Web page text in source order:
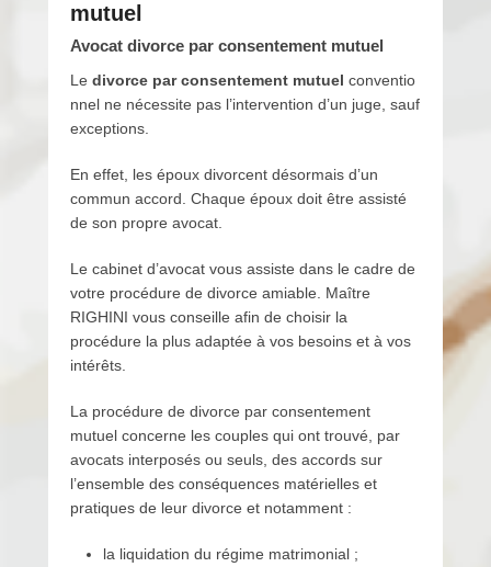
mutuel
P
l
2
j
i
l
t
2
0
1
8
Avocat divorce par consentement mutuel
Le divorce parconsentement mutuel conventio
nnel ne nécessite pas l’intervention d’un juge, sauf
exceptions.
En effet, les époux divorcent désormais d’un
commun accord. Chaque époux doit être assisté
de son propre avocat.
Le cabinet d’avocat vous assiste dans le cadre de
votre procédure de divorce amiable. Maître
RIGHINI vous conseille afin de choisir la
procédure la plus adaptée à vos besoins et à vos
intérêts.
La procédure de divorce par consentement
mutuel concerne les couples qui ont trouvé, par
avocats interposés ou seuls, des accords sur
l’ensemble des conséquences matérielles et
pratiques de leur divorce et notamment :
la liquidation du régime matrimonial ;